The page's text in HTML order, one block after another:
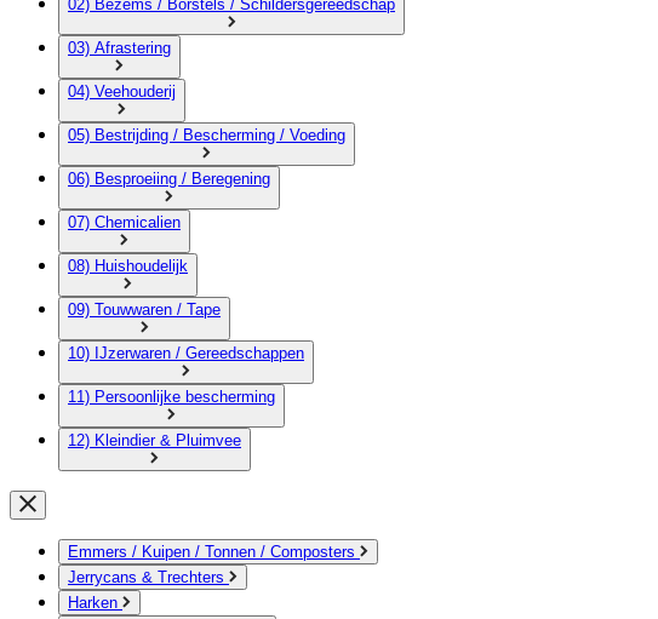
02) Bezems / Borstels / Schildersgereedschap
03) Afrastering
04) Veehouderij
05) Bestrijding / Bescherming / Voeding
06) Besproeiing / Beregening
07) Chemicalien
08) Huishoudelijk
09) Touwwaren / Tape
10) IJzerwaren / Gereedschappen
11) Persoonlijke bescherming
12) Kleindier & Pluimvee
Emmers / Kuipen / Tonnen / Composters
Jerrycans & Trechters
Harken